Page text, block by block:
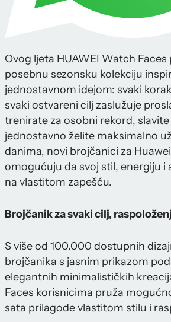
Ovog ljeta HUAWEI Watch Faces
posebnu sezonsku kolekciju
jednostavnom idejom: svaki
svaki ostvareni cilj zaslužuje
trenirate za osobni rekord,
jednostavno želite maksimalno
danima, novi brojčanici za
omogućuju da svoj stil, energiju i
na vlastitom zapešću.
Brojčanik za svaki cilj,
S više od 100.000 dostupnih
brojčanika s jasnim prikazom
elegantnih minimalističkih
Faces korisnicima pruža
sata prilagode vlastitom stilu i